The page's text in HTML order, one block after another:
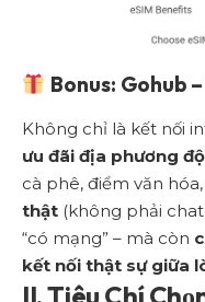
Bonus: Gohub
Không chỉ là kết nối
ưu đãi địa phương
cà phê, điểm văn hóa,
thật (không phải
“có mạng” – mà còn
kết nối thật sự giữa